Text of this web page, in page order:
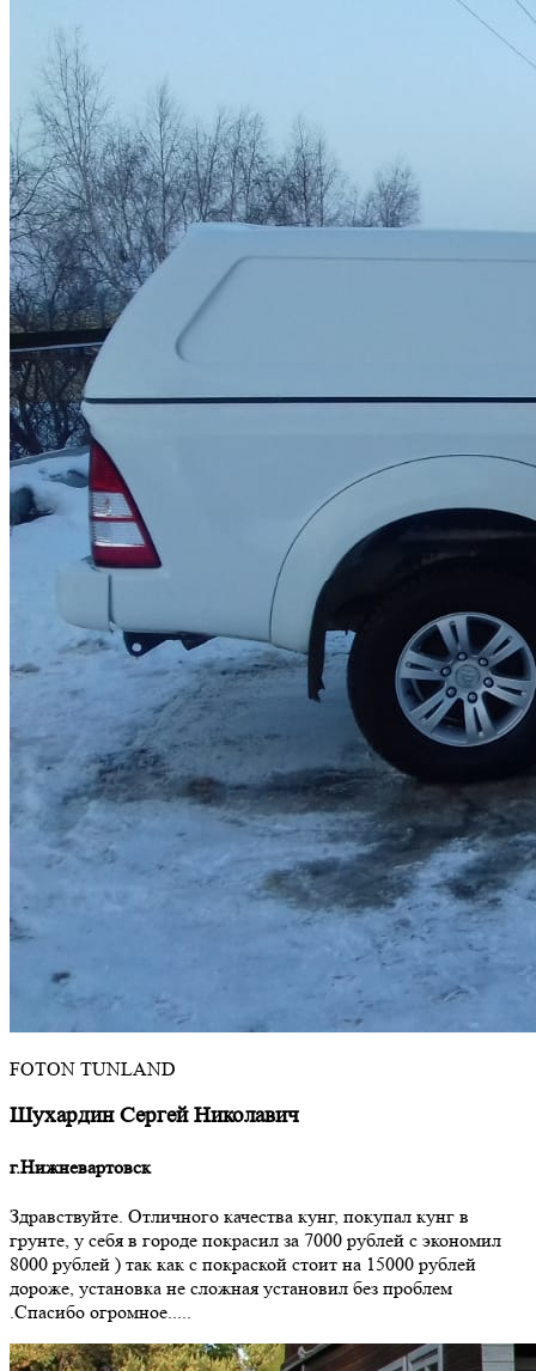
FOTON TUNLAND
Шухардин Сергей Николавич
г.Нижневартовск
Здравствуйте. Отличного качества кунг, покупал кунг в
грунте, у себя в городе покрасил за 7000 рублей с экономил
8000 рублей ) так как с покраской стоит на 15000 рублей
дороже, установка не сложная установил без проблем
.Спасибо огромное.....